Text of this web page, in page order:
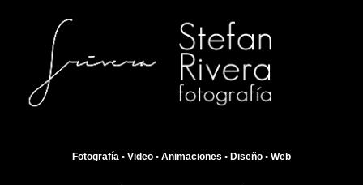
Fotografía • Video • Animaciones • Diseño • Web